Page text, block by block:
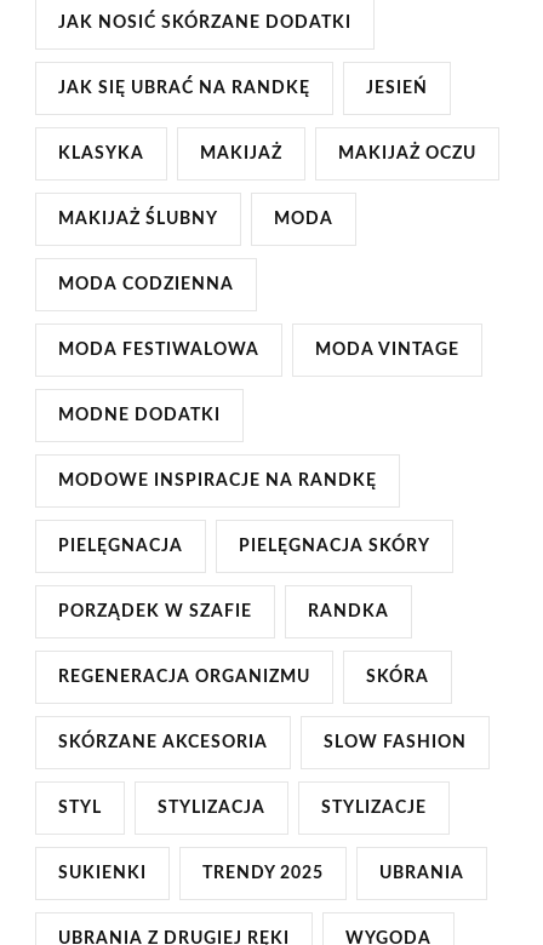
JAK NOSIĆ SKÓRZANE DODATKI
JAK SIĘ UBRAĆ NA RANDKĘ JESIEŃ
KLASYKA MAKIJAŻ MAKIJAŻ OCZU
MAKIJAŻ ŚLUBNY MODA
MODA CODZIENNA
MODA FESTIWALOWA MODA VINTAGE
MODNE DODATKI
MODOWE INSPIRACJE NA RANDKĘ
PIELĘGNACJA PIELĘGNACJA SKÓRY
PORZĄDEK W SZAFIE RANDKA
REGENERACJA ORGANIZMU SKÓRA
SKÓRZANE AKCESORIA SLOW FASHION
STYL STYLIZACJA STYLIZACJE
SUKIENKI TRENDY 2025 UBRANIA
UBRANIA Z DRUGIEJ RĘKI WYGODA